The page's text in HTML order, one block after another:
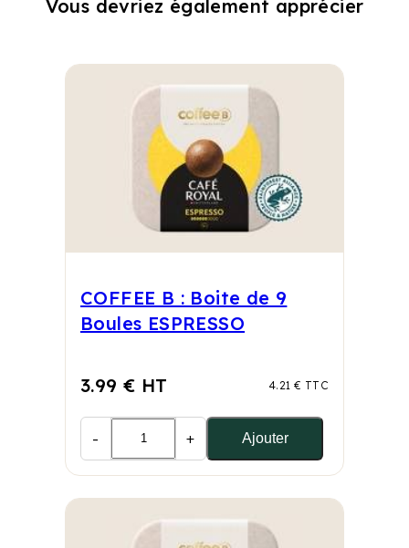
Vous devriez également apprécier
COFFEE B : Boite de 9
Boules ESPRESSO
3.99 € HT 4.21 € TTC
- + Ajouter